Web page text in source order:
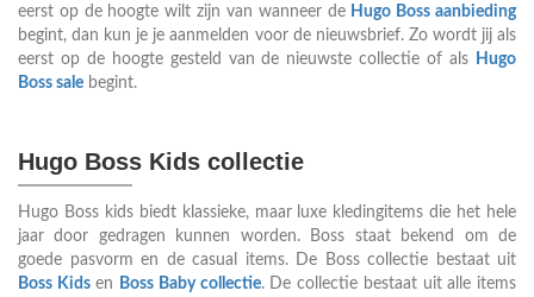
eerst op de hoogte wilt zijn van wanneer de Hugo Boss aanbieding
begint, dan kun je je aanmelden voor de nieuwsbrief. Zo wordt jij als
eerst op de hoogte gesteld van de nieuwste collectie of als
Hugo
Boss sale begint.
Hugo Boss Kids collectie
Hugo Boss kids biedt klassieke, maar luxe kledingitems die het hele
jaar door gedragen kunnen worden. Boss staat bekend om de
goede pasvorm en de casual items. De Boss collectie bestaat uit
Boss Kidsen Boss Baby collectie. De collectie bestaat uit alle items